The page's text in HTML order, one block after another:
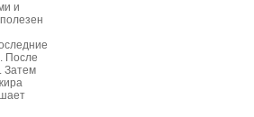
и
После
Затем